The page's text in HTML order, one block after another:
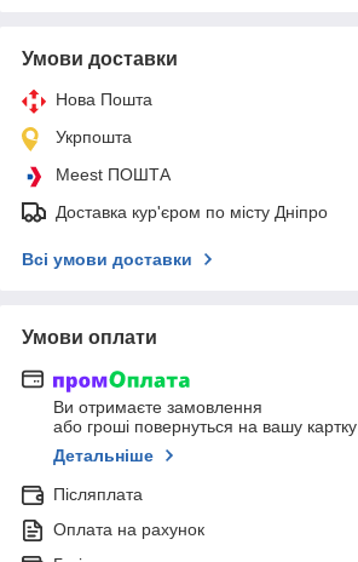
Умови доставки
Нова Пошта
Укрпошта
Meest ПОШТА
Доставка кур'єром по місту Дніпро
Всі умови доставки
Умови оплати
Ви отримаєте замовлення
або гроші повернуться на вашу картку
Детальніше
Післяплата
Оплата на рахунок